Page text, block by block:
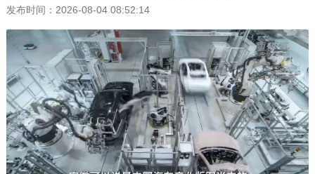
发布时间： 2026-08-04 08:52:14